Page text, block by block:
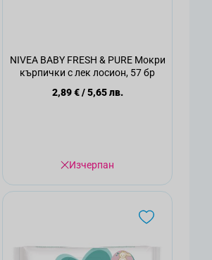
NIVEA BABY FRESH & PURE Мокри
кърпички с лек лосион, 57 бр
2,89 €/5,65 лв.
Изчерпан